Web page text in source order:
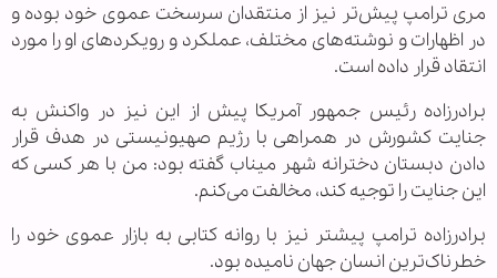
مری ترامپ پیش‌تر نیز از منتقدان سرسخت عموی خود بوده و
در اظهارات و نوشته‌های مختلف، عملکرد و رویکردهای او را مورد
انتقاد قرار داده است.
برادرزاده رئیس جمهور آمریکا پیش از این نیز در واکنش به
جنایت کشورش در همراهی با رژیم صهیونیستی در هدف قرار
دادن دبستان دخترانه شهر میناب گفته بود: من با هر کسی که
این جنایت را توجیه کند، مخالفت می‌کنم.
برادرزاده ترامپ پیشتر نیز با روانه کتابی به بازار عموی خود را
خطرناک‌ترین انسان جهان نامیده بود.